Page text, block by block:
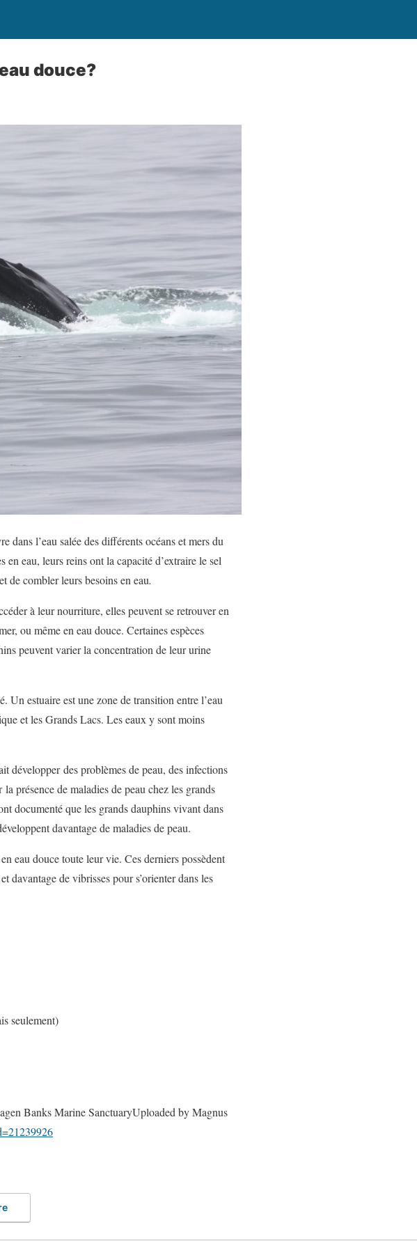
douce?
dans l’eau salée des différents océans et mers du
eau, leurs reins ont la capacité d’extraire le sel
de combler leurs besoins en eau.
à leur nourriture, elles peuvent se retrouver en
ou même en eau douce. Certaines espèces
peuvent varier la concentration de leur urine
Un estuaire est une zone de transition entre l’eau
et les Grands Lacs. Les eaux y sont moins
développer des problèmes de peau, des infections
présence de maladies de peau chez les grands
documenté que les grands dauphins vivant dans
davantage de maladies de peau.
eau douce toute leur vie. Ces derniers possèdent
davantage de vibrisses pour s’orienter dans les
seulement)
Banks Marine SanctuaryUploaded by Magnus